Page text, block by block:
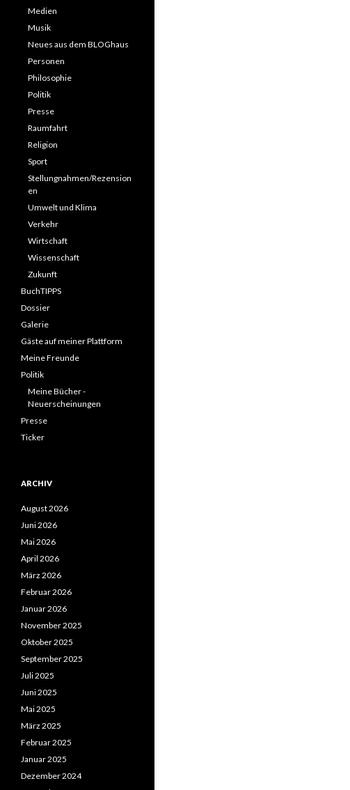
Medien
Musik
Neues aus dem BLOGhaus
Personen
Philosophie
Politik
Presse
Raumfahrt
Religion
Sport
Stellungnahmen/Rezension
en
Umwelt und Klima
Verkehr
Wirtschaft
Wissenschaft
Zukunft
BuchTIPPS
Dossier
Galerie
Gäste auf meiner Plattform
Meine Freunde
Politik
Meine Bücher -
Neuerscheinungen
Presse
Ticker
ARCHIV
August 2026
Juni 2026
Mai 2026
April 2026
März 2026
Februar 2026
Januar 2026
November 2025
Oktober 2025
September 2025
Juli 2025
Juni 2025
Mai 2025
März 2025
Februar 2025
Januar 2025
Dezember 2024